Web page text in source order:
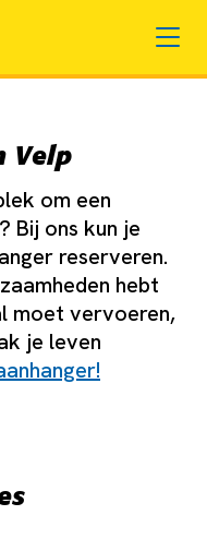
Velp
om een
Bij ons kun je
reserveren.
hebt
moet vervoeren,
je leven